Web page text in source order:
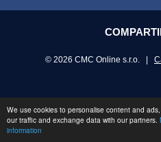
We use cookies to personalise content and
our traffic and exchange data with our partners.
information
© 2026 CMC Online s.r.o. |